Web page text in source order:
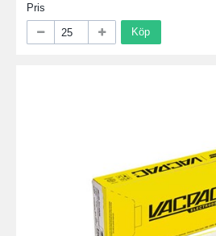
Pris
Köp